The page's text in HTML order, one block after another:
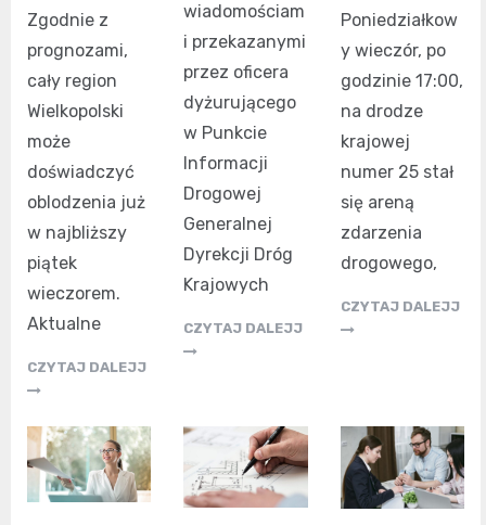
Zgodnie z
prognozami,
cały region
Wielkopolski
może
doświadczyć
oblodzenia już
w najbliższy
piątek
wieczorem.
Aktualne
CZYTAJ DALEJJ
wiadomościam
i przekazanymi
przez oficera
dyżurującego
w Punkcie
Informacji
Drogowej
Generalnej
Dyrekcji Dróg
Krajowych
CZYTAJ DALEJJ
Poniedziałkow
y wieczór, po
godzinie 17:00,
na drodze
krajowej
numer 25 stał
się areną
zdarzenia
drogowego,
CZYTAJ DALEJJ